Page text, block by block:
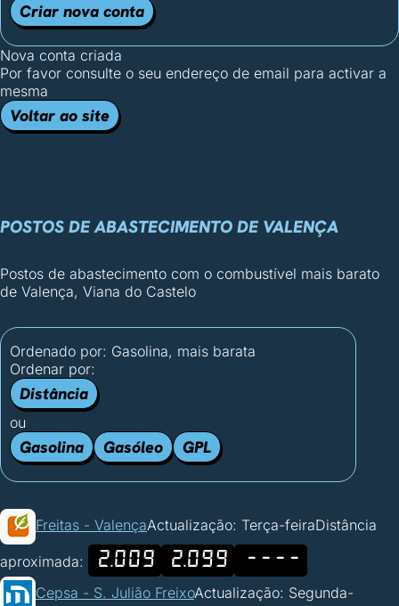
Criar nova conta
Nova conta criada
Por favor consulte o seu endereço de email para activar a
mesma
Voltar ao site
POSTOS DE ABASTECIMENTO DE VALENÇA
Postos de abastecimento com o combustível mais barato
de Valença, Viana do Castelo
Ordenado por: Gasolina, mais barata
Ordenar por:
Distância
ou
Gasolina Gasóleo GPL
Freitas - ValençaActualização: Terça-feiraDistância
aproximada: 2.009 2.099 ----
Cepsa - S. Julião FreixoActualização: Segunda-